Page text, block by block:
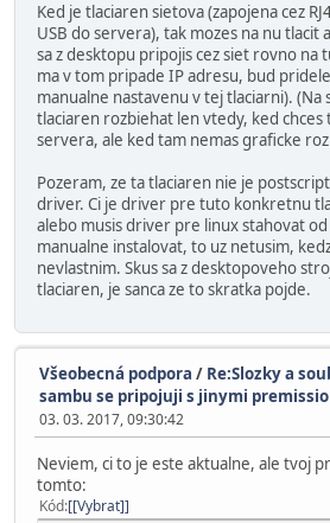
Ked je tlaciaren sietova (zapojena cez
USB do servera), tak mozes na nu tlacit
sa z desktopu pripojis cez siet rovno na
ma v tom pripade IP adresu, bud
manualne nastavenu v tej tlaciarni). (Na
tlaciaren rozbiehat len vtedy, ked
servera, ale ked tam nemas graficke
Pozeram, ze ta tlaciaren nie je
driver. Ci je driver pre tuto konkretnu
alebo musis driver pre linux stahovat
manualne instalovat, to uz netusim,
nevlastnim. Skus sa z desktopoveho
tlaciaren, je sanca ze to skratka pojde.
Všeobecná podpora / Re:Slozky a
sambu se pripojuji s jinymi
03. 03. 2017, 09:30:42
Neviem, ci to je este aktualne, ale tvoj
tomto:
Kód [Vybrat]